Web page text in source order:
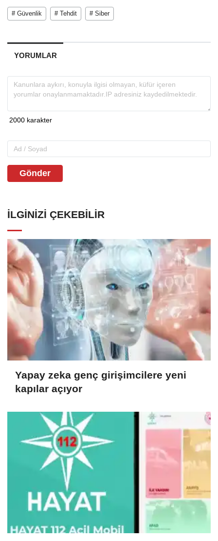
# Güvenlik # Tehdit # Siber
YORUMLAR
Gönder
İLGINIZI ÇEKEBILIR
Yapay zeka genç girişimcilere yeni
kapılar açıyor